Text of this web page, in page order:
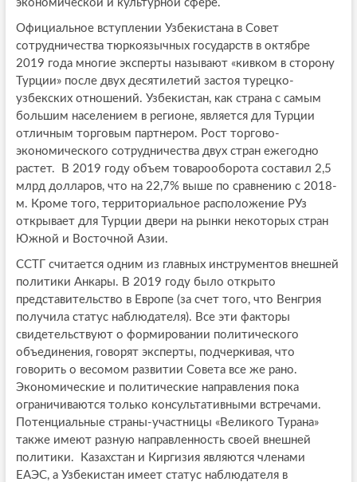
экономической и культурной сфере.
Официальное вступлении Узбекистана в Совет
сотрудничества тюркоязычных государств в октябре
2019 года многие эксперты называют «кивком в сторону
Турции» после двух десятилетий застоя турецко-
узбекских отношений. Узбекистан, как страна с самым
большим населением в регионе, является для Турции
отличным торговым партнером. Рост торгово-
экономического сотрудничества двух стран ежегодно
растет. В 2019 году объем товарооборота составил 2,5
млрд долларов, что на 22,7% выше по сравнению с 2018-
м. Кроме того, территориальное расположение РУз
открывает для Турции двери на рынки некоторых стран
Южной и Восточной Азии.
ССТГ считается одним из главных инструментов внешней
политики Анкары. В 2019 году было открыто
представительство в Европе (за счет того, что Венгрия
получила статус наблюдателя). Все эти факторы
свидетельствуют о формировании политического
объединения, говорят эксперты, подчеркивая, что
говорить о весомом развитии Совета все же рано.
Экономические и политические направления пока
ограничиваются только консультативными встречами.
Потенциальные страны-участницы «Великого Турана»
также имеют разную направленность своей внешней
политики. Казахстан и Киргизия являются членами
ЕАЭС, а Узбекистан имеет статус наблюдателя в